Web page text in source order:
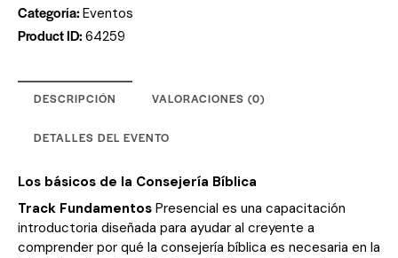
Categoría: Eventos
Product ID: 64259
DESCRIPCIÓN VALORACIONES (0)
DETALLES DEL EVENTO
Los básicos de la Consejería Bíblica
Track Fundamentos Presencial es una capacitación
introductoria diseñada para ayudar al creyente a
comprender por qué la consejería bíblica es necesaria en la